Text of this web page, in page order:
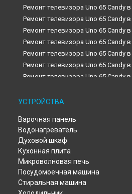
Ремонт телевизора Uno 65 Candy в
Ремонт телевизора Uno 65 Candy в
Ремонт телевизора Uno 65 Candy в
Ремонт телевизора Uno 65 Candy в
Ремонт телевизора Uno 65 Candy в
Ремонт телевизора Uno 65 Candy в
Ремонт телевизора Uno 65 Candy в
Ремонт телевизора Uno 65 Candy в
Ремонт телевизора Uno 65 Candy в
Ремонт телевизора Uno 65 Candy в
Ремонт телевизора Uno 65 Candy в
Ремонт телевизора Uno 65 Candy в
Ремонт телевизора Uno 65 Candy в
Ремонт телевизора Uno 65 Candy в
Ремонт телевизора Uno 65 Candy в
УСТРОЙСТВА
Варочная панель
Водонагреватель
Духовой шкаф
Кухонная плита
Микроволновая печь
Посудомоечная машина
Стиральная машина